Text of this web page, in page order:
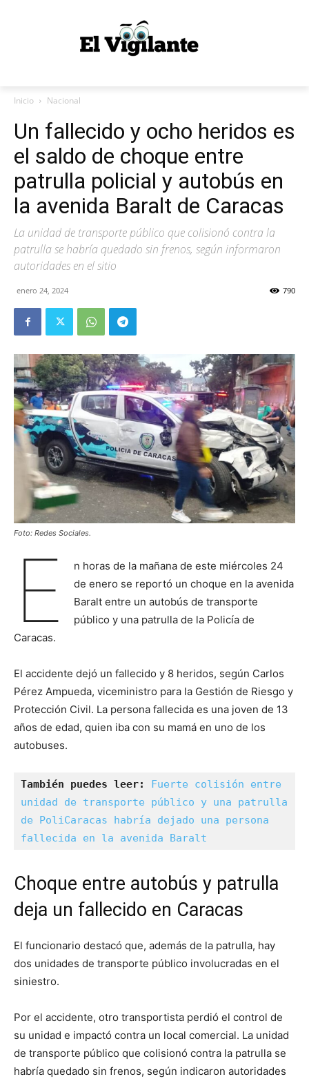
Inicio Nacional
Un fallecido y ocho heridos es
el saldo de choque entre
patrulla policial y autobús en
la avenida Baralt de Caracas
La unidad de transporte público que colisionó contra la
patrulla se habría quedado sin frenos, según informaron
autoridades en el sitio
enero 24, 2024 790
Foto: Redes Sociales.
E
n horas de la mañana de este miércoles 24
de enero se reportó un choque en la avenida
Baralt entre un autobús de transporte
público y una patrulla de la Policía de
Caracas.
El accidente dejó un fallecido y 8 heridos, según Carlos
Pérez Ampueda, viceministro para la Gestión de Riesgo y
Protección Civil. La persona fallecida es una joven de 13
años de edad, quien iba con su mamá en uno de los
autobuses.
También puedes leer:
Fuerte colisión entre
unidad de transporte público y una patrulla
de PoliCaracas habría dejado una persona
fallecida en la avenida Baralt
Choque entre autobús y patrulla
deja un fallecido en Caracas
El funcionario destacó que, además de la patrulla, hay
dos unidades de transporte público involucradas en el
siniestro.
Por el accidente, otro transportista perdió el control de
su unidad e impactó contra un local comercial. La unidad
de transporte público que colisionó contra la patrulla se
habría quedado sin frenos, según indicaron autoridades